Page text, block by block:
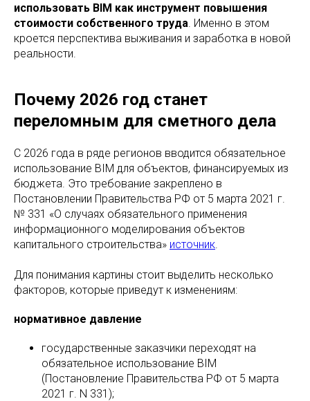
использовать BIM как инструмент повышения
стоимости собственного труда . Именно в этом
кроется перспектива выживания и заработка в новой
реальности.
Почему 2026 год станет
переломным для сметного дела
С 2026 года в ряде регионов вводится обязательное
использование BIM для объектов, финансируемых из
бюджета. Это требование закреплено в
Постановлении Правительства РФ от 5 марта 2021 г.
№ 331 «О случаях обязательного применения
информационного моделирования объектов
капитального строительства» источник
Для понимания картины стоит выделить несколько
факторов, которые приведут к изменениям:
нормативное давление
государственные заказчики переходят на
обязательное использование BIM
(Постановление Правительства РФ от 5 марта
2021 г. N 331);